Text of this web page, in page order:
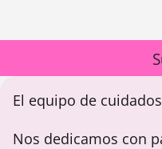
El equipo de
Nos dedicamos con